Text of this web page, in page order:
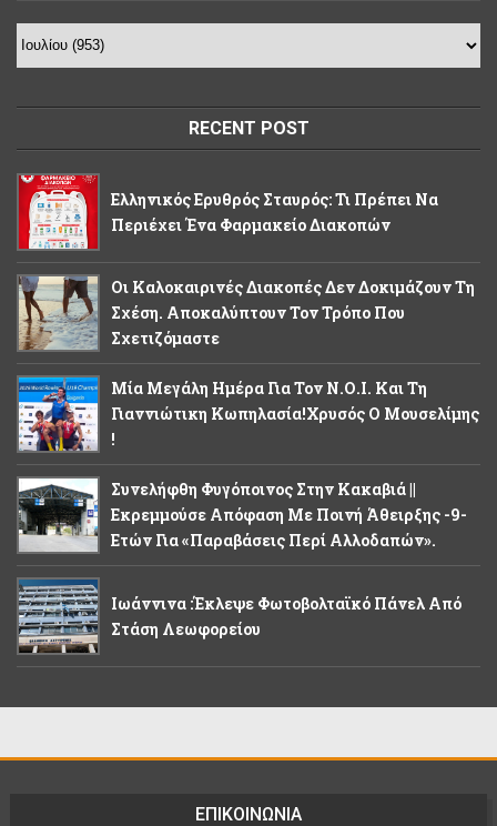
RECENT POST
Ελληνικός Ερυθρός Σταυρός: Τι Πρέπει Να
Περιέχει Ένα Φαρμακείο Διακοπών
Οι Καλοκαιρινές Διακοπές Δεν Δοκιμάζουν Τη
Σχέση. Αποκαλύπτουν Τον Τρόπο Που
Σχετιζόμαστε
Μία Μεγάλη Ημέρα Για Τον Ν.Ο.Ι. Και Τη
Γιαννιώτικη Κωπηλασία!Χρυσός Ο Μουσελίμης
!
Συνελήφθη Φυγόποινος Στην Κακαβιά ||
Εκρεμμούσε Απόφαση Με Ποινή Άθειρξης -9-
Ετών Για «παραβάσεις Περί Αλλοδαπών».
Ιωάννινα :Έκλεψε Φωτοβολταϊκό Πάνελ Από
Στάση Λεωφορείου
ΕΠΙΚΟΙΝΩΝΙΑ